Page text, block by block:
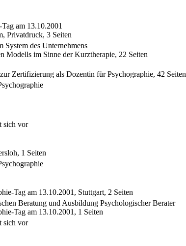
am 13.10.2001
Privatdruck, 3 Seiten
System des Unternehmens
Modells im Sinne der Kurztherapie, 22 Seiten
Zertifizierung als Dozentin für Psychographie, 42 Seiten
sich vor
1 Seiten
Tag am 13.10.2001, Stuttgart, 2 Seiten
Beratung und Ausbildung Psychologischer Berater
Tag am 13.10.2001, 1 Seiten
sich vor